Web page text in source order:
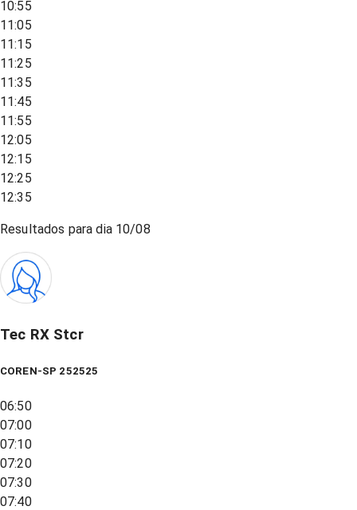
10:55
11:05
11:15
11:25
11:35
11:45
11:55
12:05
12:15
12:25
12:35
Resultados para dia 10/08
Tec RX Stcr
COREN-SP 252525
06:50
07:00
07:10
07:20
07:30
07:40